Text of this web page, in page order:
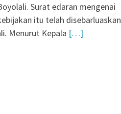
Surat edaran mengenai
itu telah disebarluaskan
Menurut Kepala […]